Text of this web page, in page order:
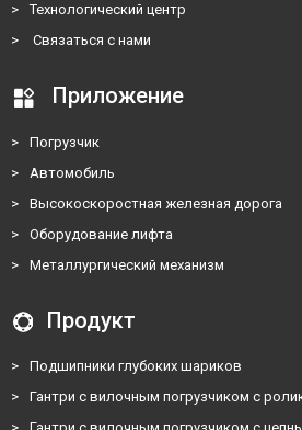
>
Технологический центр
>
Связаться с нами
Приложение
>
Погрузчик
>
Автомобиль
>
Высокоскоростная железная дорога
>
Оборудование лифта
>
Металлургический механизм
Продукт
>
Подшипники глубоких шариков
>
Гантри с вилочным погрузчиком с